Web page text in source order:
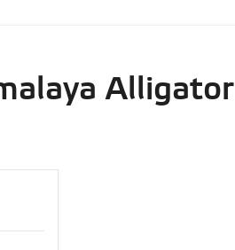
Alligator